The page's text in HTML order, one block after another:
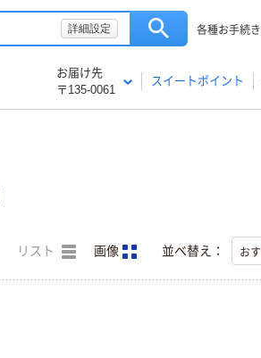
詳細設定 各種お手続き
お届け先
〒135-0061
スイートポイント
リスト 画像 並べ替え：